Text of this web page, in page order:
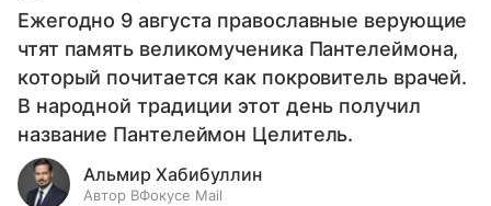
Ежегодно 9 августа православные верующие
чтят память великомученика Пантелеймона,
который почитается как покровитель врачей.
В народной традиции этот день получил
название Пантелеймон Целитель.
Альмир Хабибуллин
Автор ВФокусе Mail